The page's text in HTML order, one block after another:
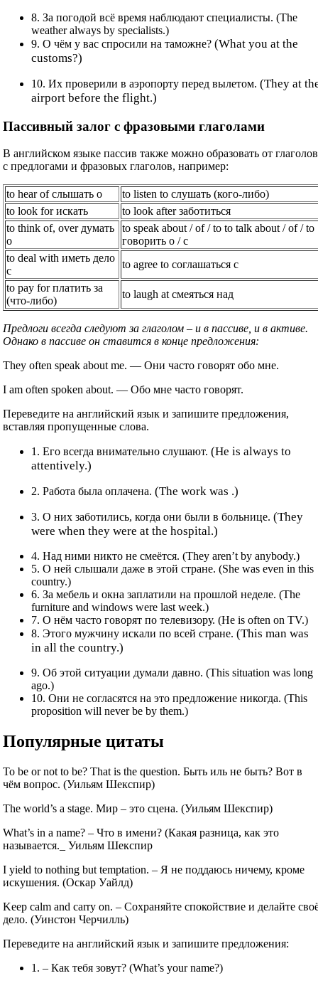
8. За погодой всё время наблюдают специалисты. (The
weather always by specialists.)
9. О чём у вас спросили на таможне?(What you at the
customs?)
10. Их проверили в аэропорту перед вылетом.(They at
airport before the flight.)
Пассивный залог с фразовыми глаголами
В английском языке пассив также можно образовать от глаголов
с предлогами и фразовых глаголов, например:
to hear of слышать о
to listen to слушать (кого-либо)
to look for искать
to look after заботиться
to think of, over думать
о
to speak about / of / to to talk about / of / to
говорить о / с
to deal with иметь дело
с
to agree to соглашаться c
to pay for платить за
(что-либо)
to laugh at смеяться над
Предлоги всегда следуют за глаголом – и в пассиве, и в активе.
Однако в пассиве он ставится в конце предложения:
They often speak about me. — Они часто говорят обо мне.
I am often spoken about. — Обо мне часто говорят.
Переведите на английский язык и запишите предложения,
вставляя пропущенные слова.
1. Его всегда внимательно слушают.(Не is always to
attentively.)
2. Работа была оплачена.(The work was .)
3. О них заботились, когда они были в больнице.(They
were when they were at the hospital.)
4. Над ними никто не смеётся. (They aren’t by anybody.)
5. О ней слышали даже в этой стране. (She was even in this
country.)
6. За мебель и окна заплатили на прошлой неделе. (The
furniture and windows were last week.)
7. О нём часто говорят по телевизору. (Не is often on TV.)
8. Этого мужчину искали по всей стране.(This man was
in all the country.)
9. Об этой ситуации думали давно. (This situation was long
ago.)
10. Они не согласятся на это предложение никогда. (This
proposition will never be by them.)
Популярные цитаты
То be or not to be? That is the question. Быть иль не быть? Вот в
чём вопрос. (Уильям Шекспир)
The world’s a stage. Мир – это сцена. (Уильям Шекспир)
What’s in a name? – Что в имени? (Какая разница, как это
называется._ Уильям Шекспир
I yield to nothing but temptation. – Я не поддаюсь ничему, кроме
искушения. (Оскар Уайлд)
Keep calm and carry on. – Сохраняйте спокойствие и делайте
дело. (Уинстон Черчилль)
Переведите на английский язык и запишите предложения:
1. – Как тебя зовут? (What’s your name?)